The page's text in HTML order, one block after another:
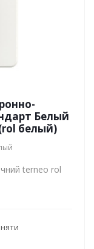
Белый
белый)
terneo rol